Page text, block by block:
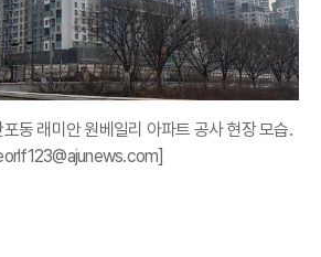
동 래미안 원베일리 아파트 공사 현장 모습.